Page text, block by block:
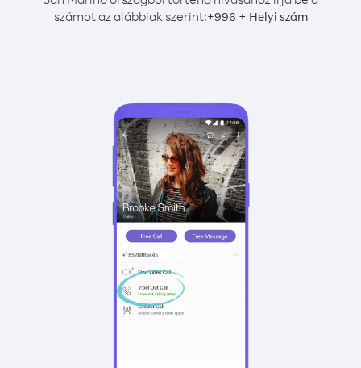
számot az alábbiak szerint:+996 + Helyi szám